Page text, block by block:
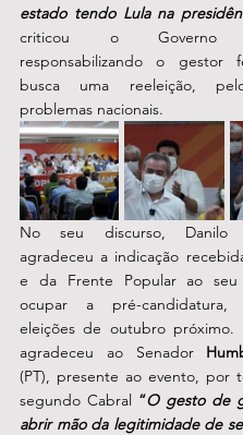
estado tendo Lula na
criticou o Governo
responsabilizando o gestor
busca uma reeleição,
problemas nacionais.
No seu discurso, Danilo
agradeceu a indicação
e da Frente Popular ao
ocupar a pré-candidatura,
eleições de outubro próximo.
agradeceu ao Senador
(PT), presente ao evento, por
segundo Cabral “O gesto de
abrir mão da legitimidade de